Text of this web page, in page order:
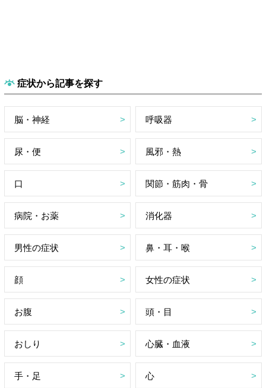
症状から記事を探す
脳・神経 呼吸器
尿・便 風邪・熱
口 関節・筋肉・骨
病院・お薬 消化器
男性の症状 鼻・耳・喉
顔 女性の症状
お腹 頭・目
おしり 心臓・血液
手・足 心